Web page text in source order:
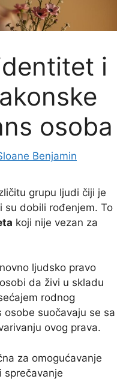
i
osoba
Benjamin
grupu ljudi čiji je
su dobili rođenjem. To
koji nije vezan za
ljudsko pravo
da živi u skladu
rodnog
suočavaju se sa
ovog prava.
za omogućavanje
sprečavanje